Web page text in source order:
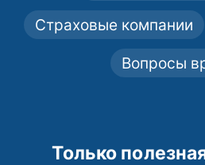
Страховые компании
Вопросы
Только